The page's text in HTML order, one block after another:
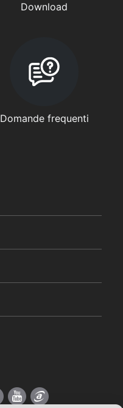
Download
Domande frequenti